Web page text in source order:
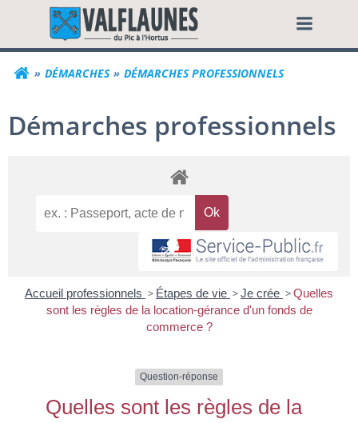
contenuCommune de
DÉMARCHES DÉMARCHES PROFESSIONNELS
Démarches professionnels
Accueil professionnels > Étapes de vie >Je crée >Quelles
sont les règles de la location-gérance d'un fonds de
commerce ?
Question-réponse
Quelles sont les règles de la